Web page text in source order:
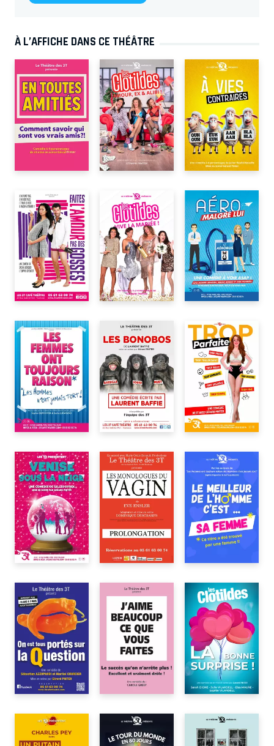
À L’AFFICHE DANS CE THÉÂTRE